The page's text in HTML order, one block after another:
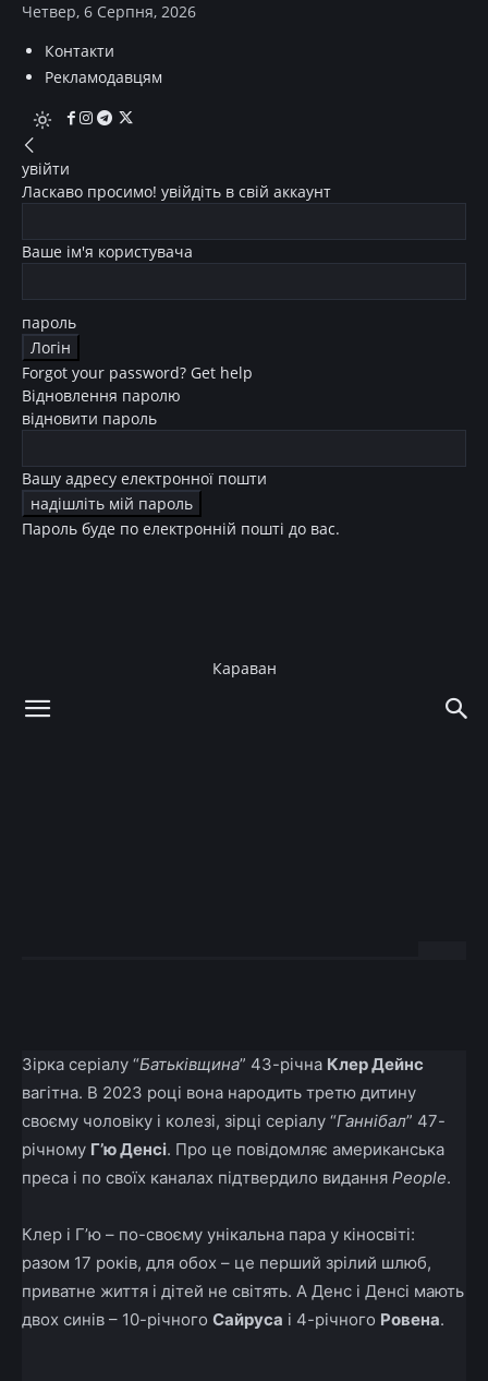
Четвер, 6 Серпня, 2026
Контакти
Рекламодавцям
увійти
Ласкаво просимо! увійдіть в свій аккаунт
Ваше ім'я користувача
пароль
Forgot your password? Get help
Відновлення паролю
відновити пароль
Вашу адресу електронної пошти
Пароль буде по електронній пошті до вас.
Караван
Зірка серіалу “Батьківщина” 43-річна Клер Дейнс
вагітна. В 2023 році вона народить третю дитину
своєму чоловіку і колезі, зірці серіалу “Ганнібал” 47-
річному Г’ю Денсі. Про це повідомляє американська
преса і по своїх каналах підтвердило видання People.
Клер і Г’ю – по-своєму унікальна пара у кіносвіті:
разом 17 років, для обох – це перший зрілий шлюб,
приватне життя і дітей не світять. А Денс і Денсі мають
двох синів – 10-річного Сайруса і 4-річного Ровена.